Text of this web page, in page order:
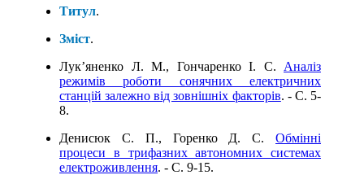
Титул.
Зміст.
Лук’яненко Л. М., Гончаренко І. С. Аналіз
режимів роботи сонячних електричних
станцій залежно від зовнішніх факторів. - C. 5-
8.
Денисюк С. П., Горенко Д. С. Обмінні
процеси в трифазних автономних системах
електроживлення. - C. 9-15.